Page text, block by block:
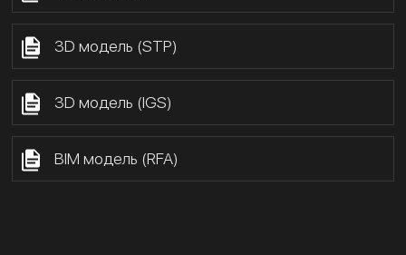
3D модель (STP)
3D модель (IGS)
BIM модель (RFA)